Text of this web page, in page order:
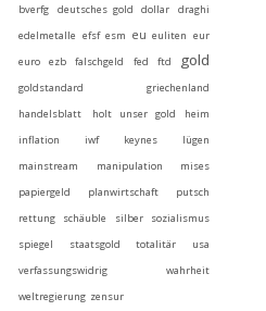
bverfg
deutsches gold dollar
draghi
edelmetalle efsf esm eu euliten eur
euro
ezb falschgeld fed ftd gold
goldstandard
griechenland
handelsblatt
holt unser gold heim
inflation
iwf keynes
lügen
mainstream
manipulation
mises
papiergeld
planwirtschaft
putsch
rettung
schäuble silber
sozialismus
spiegel
staatsgold totalitär
usa
verfassungswidrig
wahrheit
weltregierung zensur